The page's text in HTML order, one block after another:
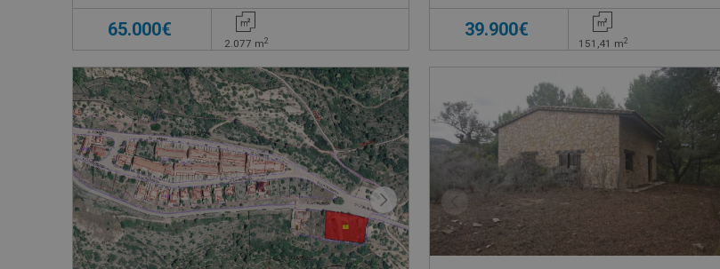
65.000€
2.077 m2
39.900€
151,41 m2